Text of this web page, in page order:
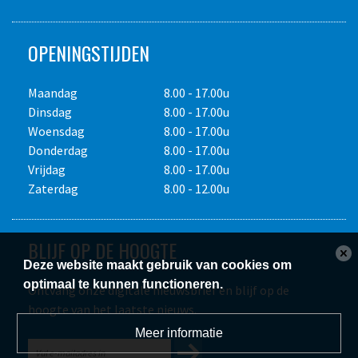
Alle bedragen zijn in euro's en exclusief transport, e.v.t.
brandstofverbruik, diamantslijtage of slijpkosten,
accessoires, toeslag voor schade afkoopregeling en 21% Btw.
Dagprijs maximaal acht draaiuren, weekprijs maximaal
veertig draaiuren. Prijswijzigingen voorbehouden. Gebruik op
eigen risico. Het is de verplichting van de
huurder/gebruiker de vereiste P.B.M. te dragen. Overige
OPENINGSTIJDEN
Maandag
Dinsdag
Woensdag
Donderdag
Vrijdag
Zaterdag
8.00 - 17.00u
8.00 - 17.00u
8.00 - 17.00u
8.00 - 17.00u
8.00 - 17.00u
8.00 - 12.00u
BLIJF OP DE HOOGTE
Ontvang onze digitale nieuwsbrief en blijf op de
hoogte van het laatste nieuws.
Deze website maakt gebruik van cookies om
optimaal te kunnen functioneren.
Meer informatie